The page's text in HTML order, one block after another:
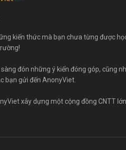
kiến thức mà bạn chưa từng được
đón những ý kiến đóng góp, cũng
bạn gửi đến AnonyViet.
xây dựng một cộng đồng CNTT lớn